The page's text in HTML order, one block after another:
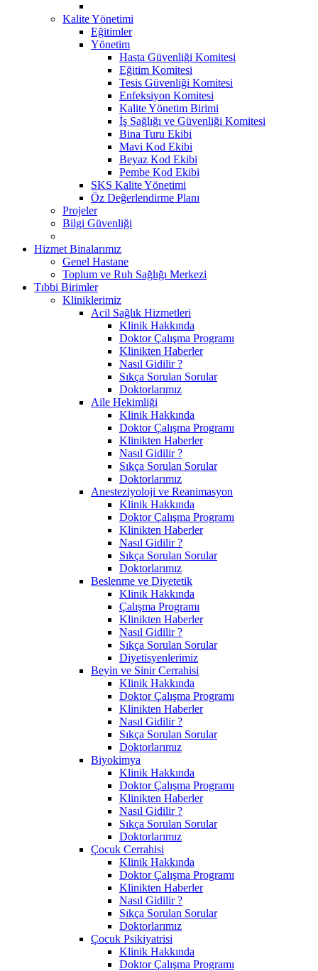
Kalite Yönetimi
Eğitimler
Yönetim
Hasta Güvenliği Komitesi
Eğitim Komitesi
Tesis Güvenliği Komitesi
Enfeksiyon Komitesi
Kalite Yönetim Birimi
İş Sağlığı ve Güvenliği Komitesi
Bina Turu Ekibi
Mavi Kod Ekibi
Beyaz Kod Ekibi
Pembe Kod Ekibi
SKS Kalite Yönetimi
Öz Değerlendirme Planı
Projeler
Bilgi Güvenliği
Hizmet Binalarımız
Genel Hastane
Toplum ve Ruh Sağlığı Merkezi
Tıbbi Birimler
Kliniklerimiz
Acil Sağlık Hizmetleri
Klinik Hakkında
Doktor Çalışma Programı
Klinikten Haberler
Nasıl Gidilir ?
Sıkça Sorulan Sorular
Doktorlarımız
Aile Hekimliği
Klinik Hakkında
Doktor Çalışma Programı
Klinikten Haberler
Nasıl Gidilir ?
Sıkça Sorulan Sorular
Doktorlarımız
Anesteziyoloji ve Reanimasyon
Klinik Hakkında
Doktor Çalışma Programı
Klinikten Haberler
Nasıl Gidilir ?
Sıkça Sorulan Sorular
Doktorlarımız
Beslenme ve Diyetetik
Klinik Hakkında
Çalışma Programı
Klinikten Haberler
Nasıl Gidilir ?
Sıkça Sorulan Sorular
Diyetisyenlerimiz
Beyin ve Sinir Cerrahisi
Klinik Hakkında
Doktor Çalışma Programı
Klinikten Haberler
Nasıl Gidilir ?
Sıkça Sorulan Sorular
Doktorlarımız
Biyokimya
Klinik Hakkında
Doktor Çalışma Programı
Klinikten Haberler
Nasıl Gidilir ?
Sıkça Sorulan Sorular
Doktorlarımız
Çocuk Cerrahisi
Klinik Hakkında
Doktor Çalışma Programı
Klinikten Haberler
Nasıl Gidilir ?
Sıkça Sorulan Sorular
Doktorlarımız
Çocuk Psikiyatrisi
Klinik Hakkında
Doktor Çalışma Programı